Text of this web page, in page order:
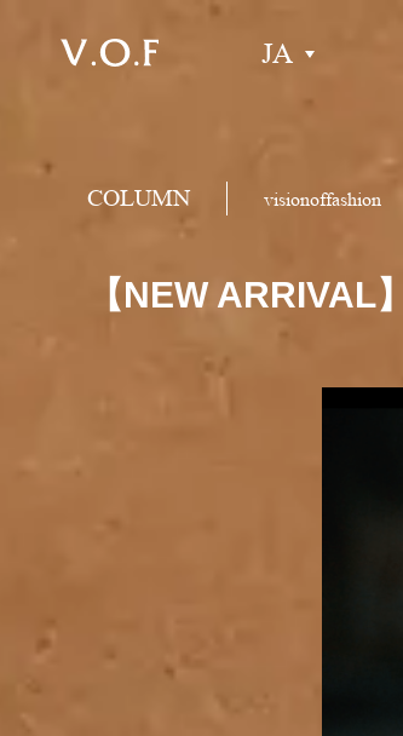
JA
COLUMN visionoffashion
【NEW